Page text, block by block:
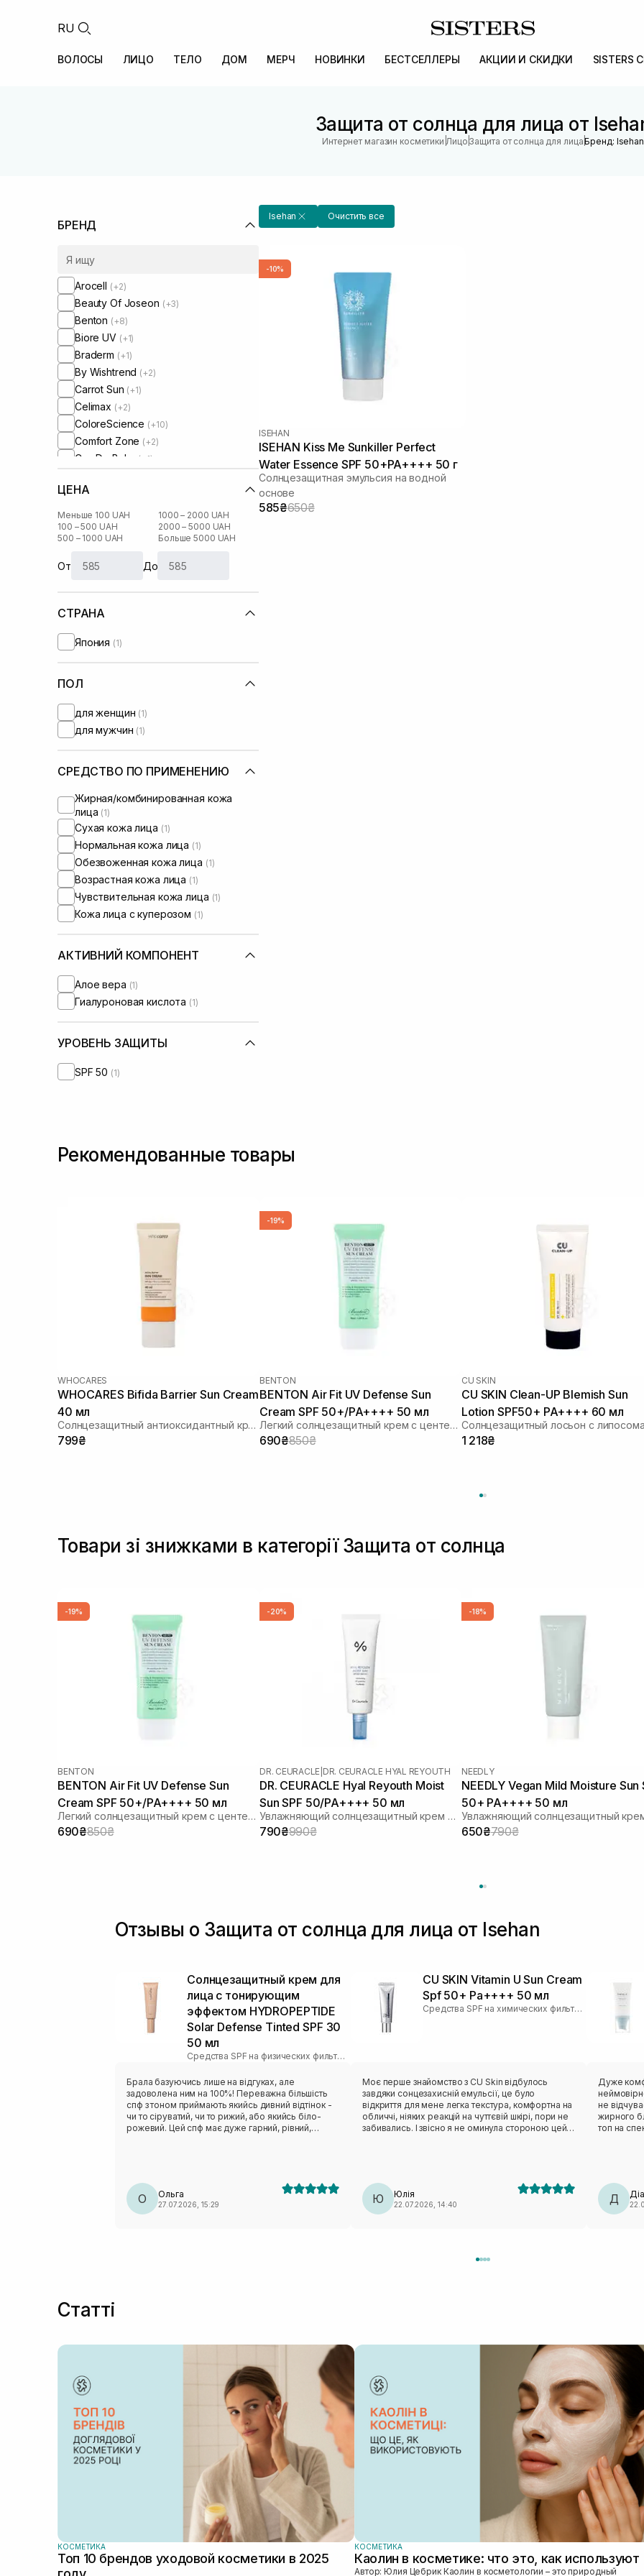
RU
ВОЛОСЫ ЛИЦО ТЕЛО ДОМ МЕРЧ НОВИНКИ БЕСТСЕЛЛЕРЫ АКЦИИ И СКИДКИ SISTERS
Защита от солнца для лица от
Интернет магазин косметики Лицо |Защита от солнца для лица |Бренд: Isehan
БРЕНД
Arocell (+2)
Beauty Of Joseon (+3)
Benton (+8)
Biore UV (+1)
Braderm (+1)
By Wishtrend (+2)
Carrot Sun (+1)
Celimax (+2)
ColoreScience (+10)
Comfort Zone (+2)
Cos De Baha (+1)
Cu Skin
Dear, Klairs
Derma-B
Dr. Althea (+2)
Dr. Ceuracle (+9)
I'm From
IS Clinical
Isehan
Manyo Factory(+1)
Medik8
OMI(+1)
Purito(+2)
Question and Answer(+1)
Rejuran(+2)
Skin1004(+4)
Sorted Skin
Transparent-Lab
UIQ
WhoCares
ЦЕНА
Меньше 100 UAH
100 – 500 UAH
500 – 1000 UAH
1000 – 2000 UAH
2000 – 5000 UAH
Больше 5000 UAH
От До
СТРАНА
Япония (1)
ПОЛ
для женщин (1)
для мужчин (1)
СРЕДСТВО ПО ПРИМЕНЕНИЮ
Жирная/комбинированная кожа
лица (1)
Сухая кожа лица (1)
Нормальная кожа лица (1)
Обезвоженная кожа лица (1)
Возрастная кожа лица (1)
Чувствительная кожа лица (1)
Кожа лица с куперозом (1)
АКТИВНИЙ КОМПОНЕНТ
Алое вера (1)
Гиалуроновая кислота (1)
УРОВЕНЬ ЗАЩИТЫ
SPF 50 (1)
Isehan Очистить все
-10%
ISEHAN
ISEHAN Kiss Me Sunkiller Perfect
Water Essence SPF 50+PA++++ 50 г
Солнцезащитная эмульсия на водной
основе
585₴650₴
Рекомендованные товары
WHOCARES
WHOCARES Bifida Barrier Sun Cream
40 мл
Солнцезащитный антиоксидантный крем
799₴
-19%
BENTON
BENTON Air Fit UV Defense Sun
Cream SPF 50+/PA++++ 50 мл
Легкий солнцезащитный крем с центеллой
690₴850₴
CU SKIN
CU SKIN Clean-UP Blemish Sun
Lotion SPF50+ PA++++ 60 мл
1 218₴
Товари зі знижками в категорії Защита от солнца
-19%
BENTON
BENTON Air Fit UV Defense Sun
Cream SPF 50+/PA++++ 50 мл
Легкий солнцезащитный крем с центеллой
690₴850₴
-20%
DR. CEURACLE DR. CEURACLE HYAL REYOUTH
DR. CEURACLE Hyal Reyouth Moist
Sun SPF 50/PA++++ 50 мл
Увлажняющий солнцезащитный крем для лица с гиалуроновой кислотой
790₴990₴
-18%
NEEDLY
NEEDLY Vegan Mild Moisture Sun
50+ PA++++ 50 мл
650₴790₴
Отзывы о Защита от солнца для лица от Isehan
Солнцезащитный крем для
лица с тонирующим
эффектом HYDROPEPTIDE
Solar Defense Tinted SPF 30
50 мл
Средства SPF на физических фильтрах
Брала базуючись лише на відгуках, але
задоволена ним на 100%! Переважна більшість
спф з тоном приймають якийсь дивний відтінок -
чи то сіруватий, чи то рижий, або якийсь біло-
рожевий. Цей спф має дуже гарний, рівний,
О Ольга
27.07.2026, 15:29
CU SKIN Vitamin U Sun Cream
Spf 50+ Pa++++ 50 мл
Средства SPF на химических фильтрах
Моє перше знайомство з CU Skin відбулось
завдяки сонцезахисній емульсії, це було
відкриття для мене легка текстура, комфортна на
обличчі, ніяких реакцій на чуттєвій шкірі, пори не
забивались. І звісно я не оминула стороною цей
сироватку). Окремий лайк за упаковку, усі засоби
цієї ТМ виглядають на мільйон✨✨✨
Ю Юлія
22.07.2026, 14:40
Дуже
не
жирного
топ на
Д
Статті
КОСМЕТИКА
Топ 10 брендов уходовой косметики в 2025
КОСМЕТИКА
Каолин в косметике: что это, как используют
Автор: Юлия Цебрик Каолин в косметологии – это природный